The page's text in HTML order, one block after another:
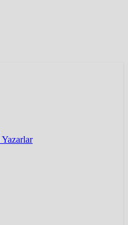
Yazarlar